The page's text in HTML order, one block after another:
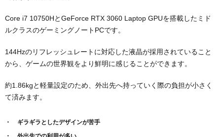
Core i7 10750HとGeForce RTX 3060 Laptop GPUを搭載したミド
ルクラスのゲーミングノートPCです。
144Hzのリフレッシュレートに対応した液晶が採用されていること
から、ゲームの世界観をより鮮明に感じることができます。
約1.86kgと軽量設定のため、外出先へ持っていく際の負担が小さく
て済みます。
ギラギラとしたデザインが苦手